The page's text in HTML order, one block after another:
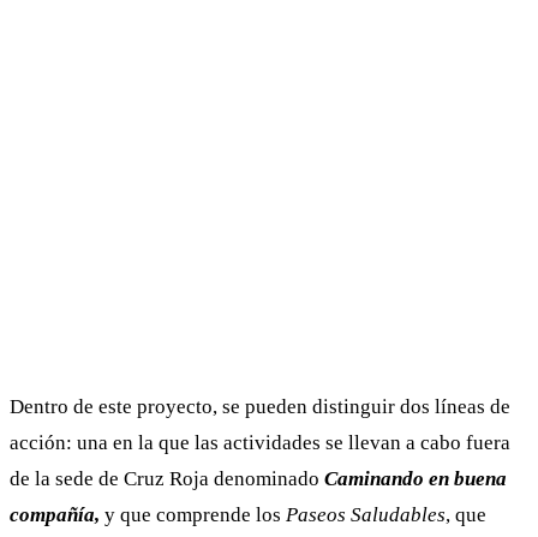
Dentro de este proyecto, se pueden distinguir dos líneas de
acción: una en la que las actividades se llevan a cabo fuera
de la sede de Cruz Roja denominado Caminando en buena
compañía, y que comprende los Paseos Saludables, que